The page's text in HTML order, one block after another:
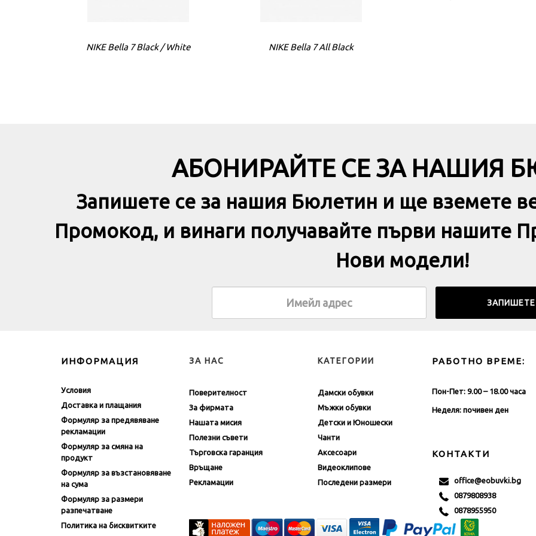
NIKE Bella 7 Black / White NIKE Bella 7 All Black
АБОНИРАЙТЕ СЕ ЗА НАШИЯ
Запишете се за нашия Бюлетин и ще вземете
Промокод, и винаги получавайте първи нашите
Нови модели!
ИНФОРМАЦИЯ
Условия
Доставка и плащания
Формуляр за предявяване
рекламации
Формуляр за смяна на
продукт
Формуляр за възстановяване
на сума
Формуляр за размери
разпечатване
Политика на бисквитките
ЗА НАС
Поверителност
За фирмата
Нашата мисия
Полезни съвети
Търговска гаранция
Връщане
Рекламации
КАТЕГОРИИ
Дамски обувки
Мъжки обувки
Детски и Юношески
Чанти
Аксесоари
Видеоклипове
Последени размери
РАБОТНО ВРЕМЕ:
Пон-Пет: 9.00 – 18.00 часа
Неделя: почивен ден
КОНТАКТИ
office@eobuvki.bg
0879808938
0878955950